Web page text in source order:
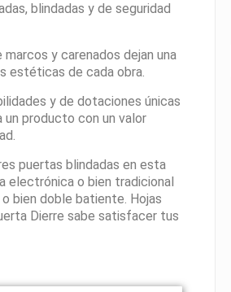
blindadas y de seguridad
y carenados dejan una
estéticas de cada obra.
y de dotaciones únicas
producto con un valor
puertas blindadas en esta
electrónica o bien tradicional
bien doble batiente. Hojas
Dierre sabe satisfacer tus